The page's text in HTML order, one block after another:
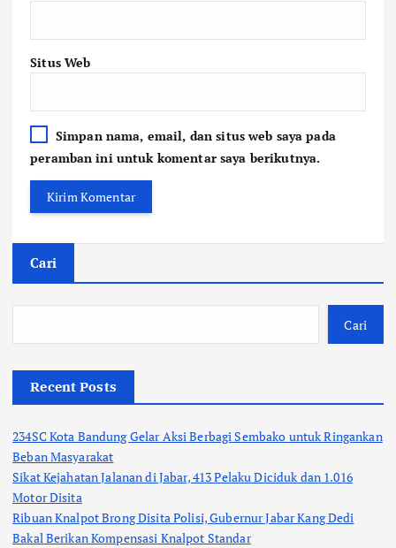
Situs Web
Simpan nama, email, dan situs web saya pada
peramban ini untuk komentar saya berikutnya.
Cari
Cari
Recent Posts
234SC Kota Bandung Gelar Aksi Berbagi Sembako untuk Ringankan
Beban Masyarakat
Sikat Kejahatan Jalanan di Jabar, 413 Pelaku Diciduk dan 1.016
Motor Disita
Ribuan Knalpot Brong Disita Polisi, Gubernur Jabar Kang Dedi
Bakal Berikan Kompensasi Knalpot Standar